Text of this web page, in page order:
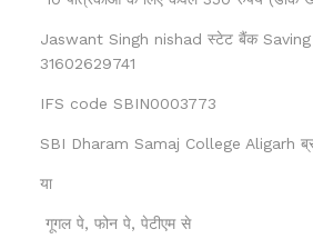
Jaswant Singh nishad स्टेट बैंक
31602629741
IFS code SBIN0003773
SBI Dharam Samaj College Aligarh
या
गूगल पे, फोन पे, पेटीएम से